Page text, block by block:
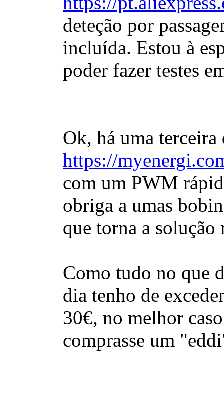
deteção por
incluída. Estou à
poder fazer testes
Ok, há uma terceira
https://
com um PWM
obriga a umas
que torna a
Como tudo no que
dia tenho de
30€, no melhor
comprasse um